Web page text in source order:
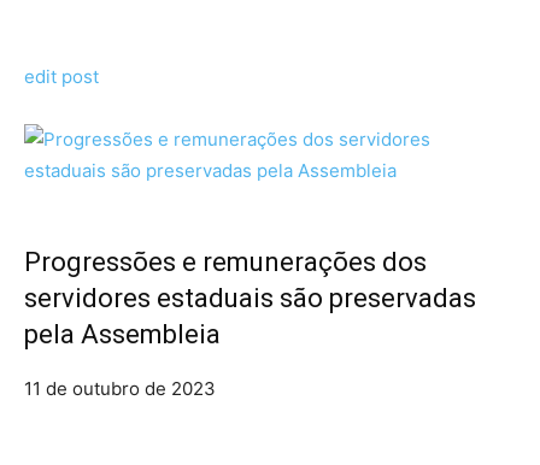
edit post
Progressões e remunerações dos
servidores estaduais são preservadas
pela Assembleia
11 de outubro de 2023